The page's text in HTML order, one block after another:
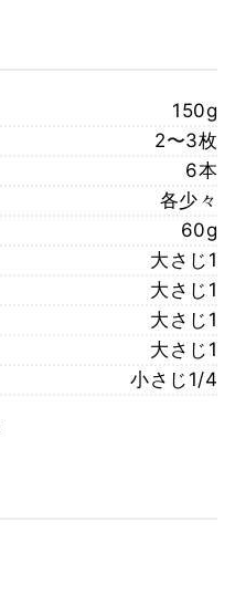
150g
2〜3枚
6本
各少々
60g
大さじ1
大さじ1
大さじ1
大さじ1
小さじ1/4